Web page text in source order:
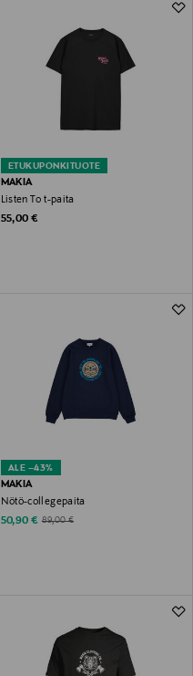
ETUKUPONKITUOTE
MAKIA
Listen To t-paita
Original Price
55,00 €
ALE –43%
MAKIA
Nötö-collegepaita
Discounted Price
50,90 € Original Price
89,00 €